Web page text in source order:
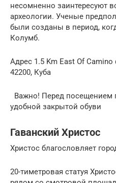
несомненно заинтересуют
археологии. Ученые
были созданы в период,
Колумб.
Адрес 1.5 Km East Of
42200, Куба
Важно! Перед посещением
удобной закрытой обуви
Гаванский Христос
Христос благословляет
20-тиметровая статуя